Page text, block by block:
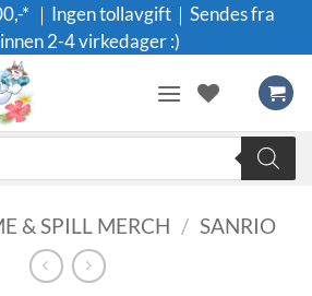
* ｜Ingen tollavgift｜Sendes fra
2-4 virkedager :)
& SPILL MERCH / SANRIO